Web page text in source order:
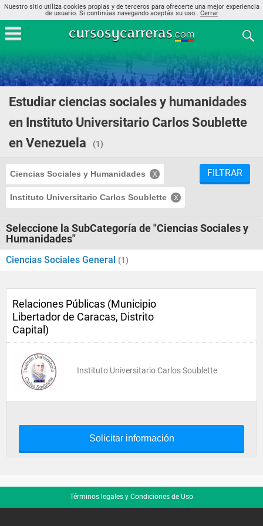
Nuestro sitio utiliza cookies propias y de terceros para ofrecerte una mejor experiencia
de usuario. Si continúas navegando aceptás su uso.. Cerrar
Estudiar ciencias sociales y humanidades
en Instituto Universitario Carlos Soublette
en Venezuela
(1)
Ciencias Sociales y Humanidades
Instituto Universitario Carlos Soublette
FILTRAR
Seleccione la SubCategoría de "Ciencias Sociales y
Humanidades"
Ciencias Sociales General (1)
Relaciones Públicas (Municipio
Libertador de Caracas, Distrito
Capital)
Instituto Universitario Carlos Soublette
Solicitar información
Términos legales y Condiciones de Uso